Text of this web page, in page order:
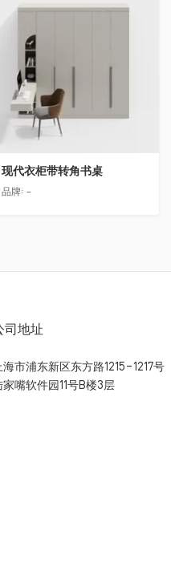
收藏
现代衣柜带转角书桌
品牌: -
司地址
海市浦东新区东方路1215-1217号
家嘴软件园11号B楼3层